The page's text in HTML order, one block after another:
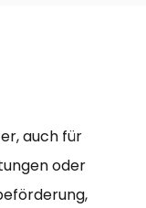
auch für
oder